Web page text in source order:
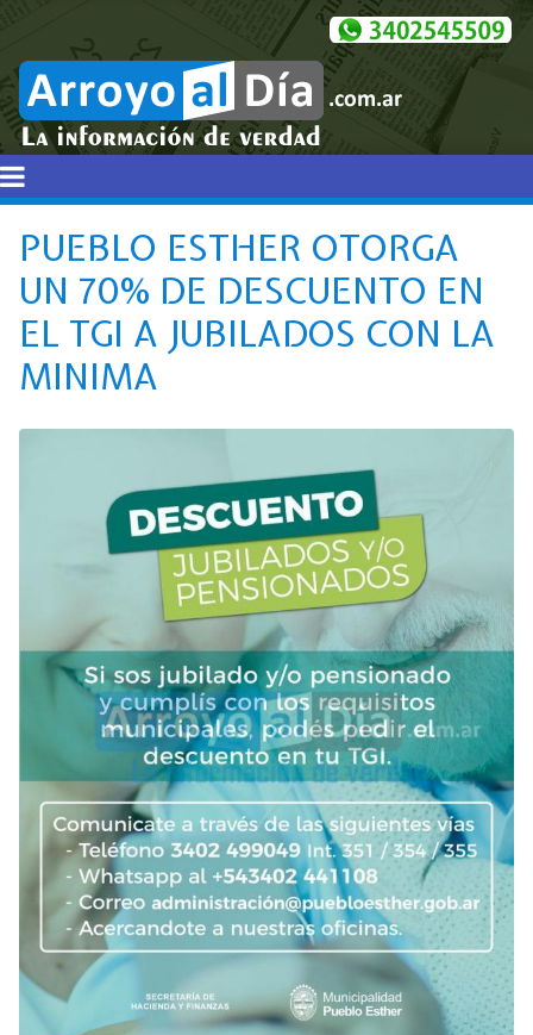
PUEBLO ESTHER OTORGA
UN 70% DE DESCUENTO EN
EL TGI A JUBILADOS CON LA
MINIMA